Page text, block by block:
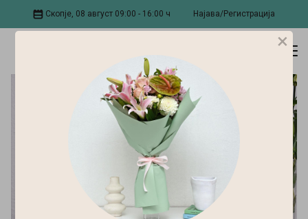
Скопје, 08 август 09:00 - 16:00 ч Најава/Регистрација
×